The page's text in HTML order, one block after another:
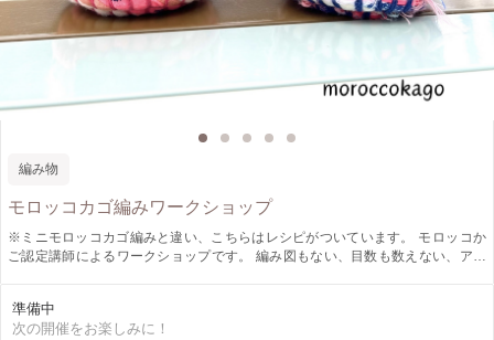
編み物
モロッコカゴ編みワークショップ
※ミニモロッコカゴ編みと違い、こちらはレシピがついています。 モロッコか
ご認定講師によるワークショップです。 編み図もない、目数も数えない、アッ
ボトルホルダー、2回目以降はポーチも作れます。 年齢問わず編み物好きな方
も、かぎ針が初めての方も是非どうぞ！！ カラフルな材料を見てるだけで、明
準備中
次の開催をお楽しみに！